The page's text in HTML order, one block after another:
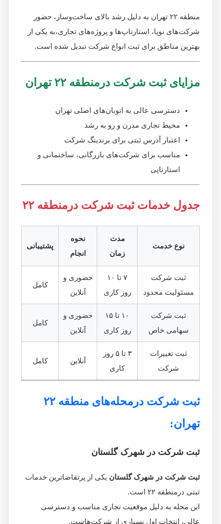
منطقه ۲۲ تهران به دلیل رشد بالای ساخت‌وساز، حضور
شرکت‌های نوپا، استارتاپ‌ها و پروژه‌های تجاری،به یکی از
بهترین مناطق برای ثبت انواع شرکت تبدیل شده است.
مزایای ثبت شرکت درمنطقه ۲۲ تهران
دسترسی عالی به اتوبان‌های اصلی تهران
محیط تجاری مدرن و رو به رشد
اعتبار آدرس ثبتی برای برندینگ شرکت
مناسب برای شرکت‌های بازرگانی، ساختمانی و
استارتاپی
جدول خدمات ثبت شرکت درمنطقه ۲۲
نوع خدمت
مدت
زمان
نحوه
انجام
پشتیبانی
ثبت شرکت
مسئولیت محدود
۷ تا ۱۰
روز کاری
حضوری و
آنلاین
کامل
ثبت شرکت
سهامی خاص
۱۰ تا ۱۵
روز کاری
حضوری و
آنلاین
کامل
ثبت تغییرات
شرکت
۳ تا ۵ روز
کاری
آنلاین کامل
ثبت شرکت درمحله‌های منطقه ۲۲
تهران:
ثبت شرکت در شهرک گلستان
ثبت شرکت در شهرک گلستان یکی از پرتقاضاترین خدمات
ثبتی درمنطقه ۲۲ است.
این محله به دلیل موقعیت تجاری مناسب و دسترسی
عالی، انتخاب اول بسیاری از شرکت‌هاست.